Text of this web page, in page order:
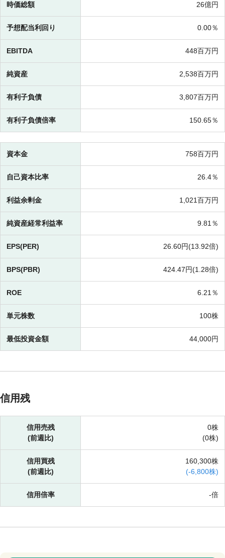
時価総額 26億円
予想配当利回り 0.00％
EBITDA 448百万円
純資産 2,538百万円
有利子負債 3,807百万円
有利子負債倍率 150.65％
資本金 758百万円
自己資本比率 26.4％
利益余剰金 1,021百万円
純資産経常利益率 9.81％
EPS(PER) 26.60円(13.92倍)
BPS(PBR) 424.47円(1.28倍)
ROE 6.21％
単元株数 100株
最低投資金額 44,000円
信用残
信用売残
(前週比)
0株
(0株)
信用買残
(前週比)
160,300株
(-6,800株)
信用倍率 -倍